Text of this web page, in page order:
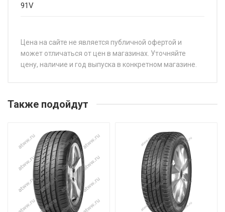
91V
Цена на сайте не является публичной офертой и
может отличаться от цен в магазинах. Уточняйте
цену, наличие и год выпуска в конкретном магазине.
WindForce Advanfors H/P 155/70R13 75T
WindForce Advanfors H/P 165/70R14 81T
WindForce Advanfors H/P 175/65R14 82H
WindForce Advanfors H/P 185/55R15 82V
Также подойдут